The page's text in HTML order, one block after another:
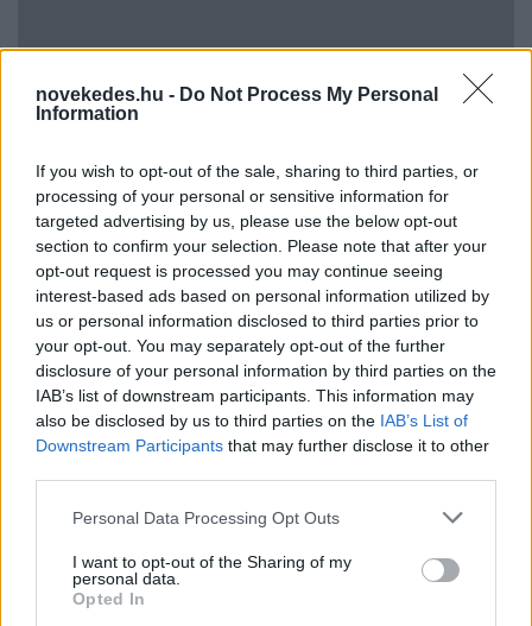
novekedes.hu - Do Not Process My Personal
Information
If you wish to opt-out of the sale, sharing to third parties, or
processing of your personal or sensitive information for
targeted advertising by us, please use the below opt-out
section to confirm your selection. Please note that after your
opt-out request is processed you may continue seeing
interest-based ads based on personal information utilized by
us or personal information disclosed to third parties prior to
your opt-out. You may separately opt-out of the further
disclosure of your personal information by third parties on the
IAB’s list of downstream participants. This information may
also be disclosed by us to third parties on the IAB’s List of
Downstream Participants that may further disclose it to other
Please note that this website/app uses one or more Google
not limited to your visit or usage behaviour. You may click to
grant or deny consent to Google and its third-party tags to
use your data for below specified purposes in below Google
Personal Data Processing Opt Outs
I want to opt-out of the Sharing of my
personal data.
Opted In
Mi lett Alain Delon vagyonával? Adóhatósági
csavar a sztoriban
HÍREK 2026. júl. 19.
FRISS HÍREK
Újabb menekültválságot készítenek elő -
tömeges határsértésre buzdító üzenetek
HÍREK 3 órája